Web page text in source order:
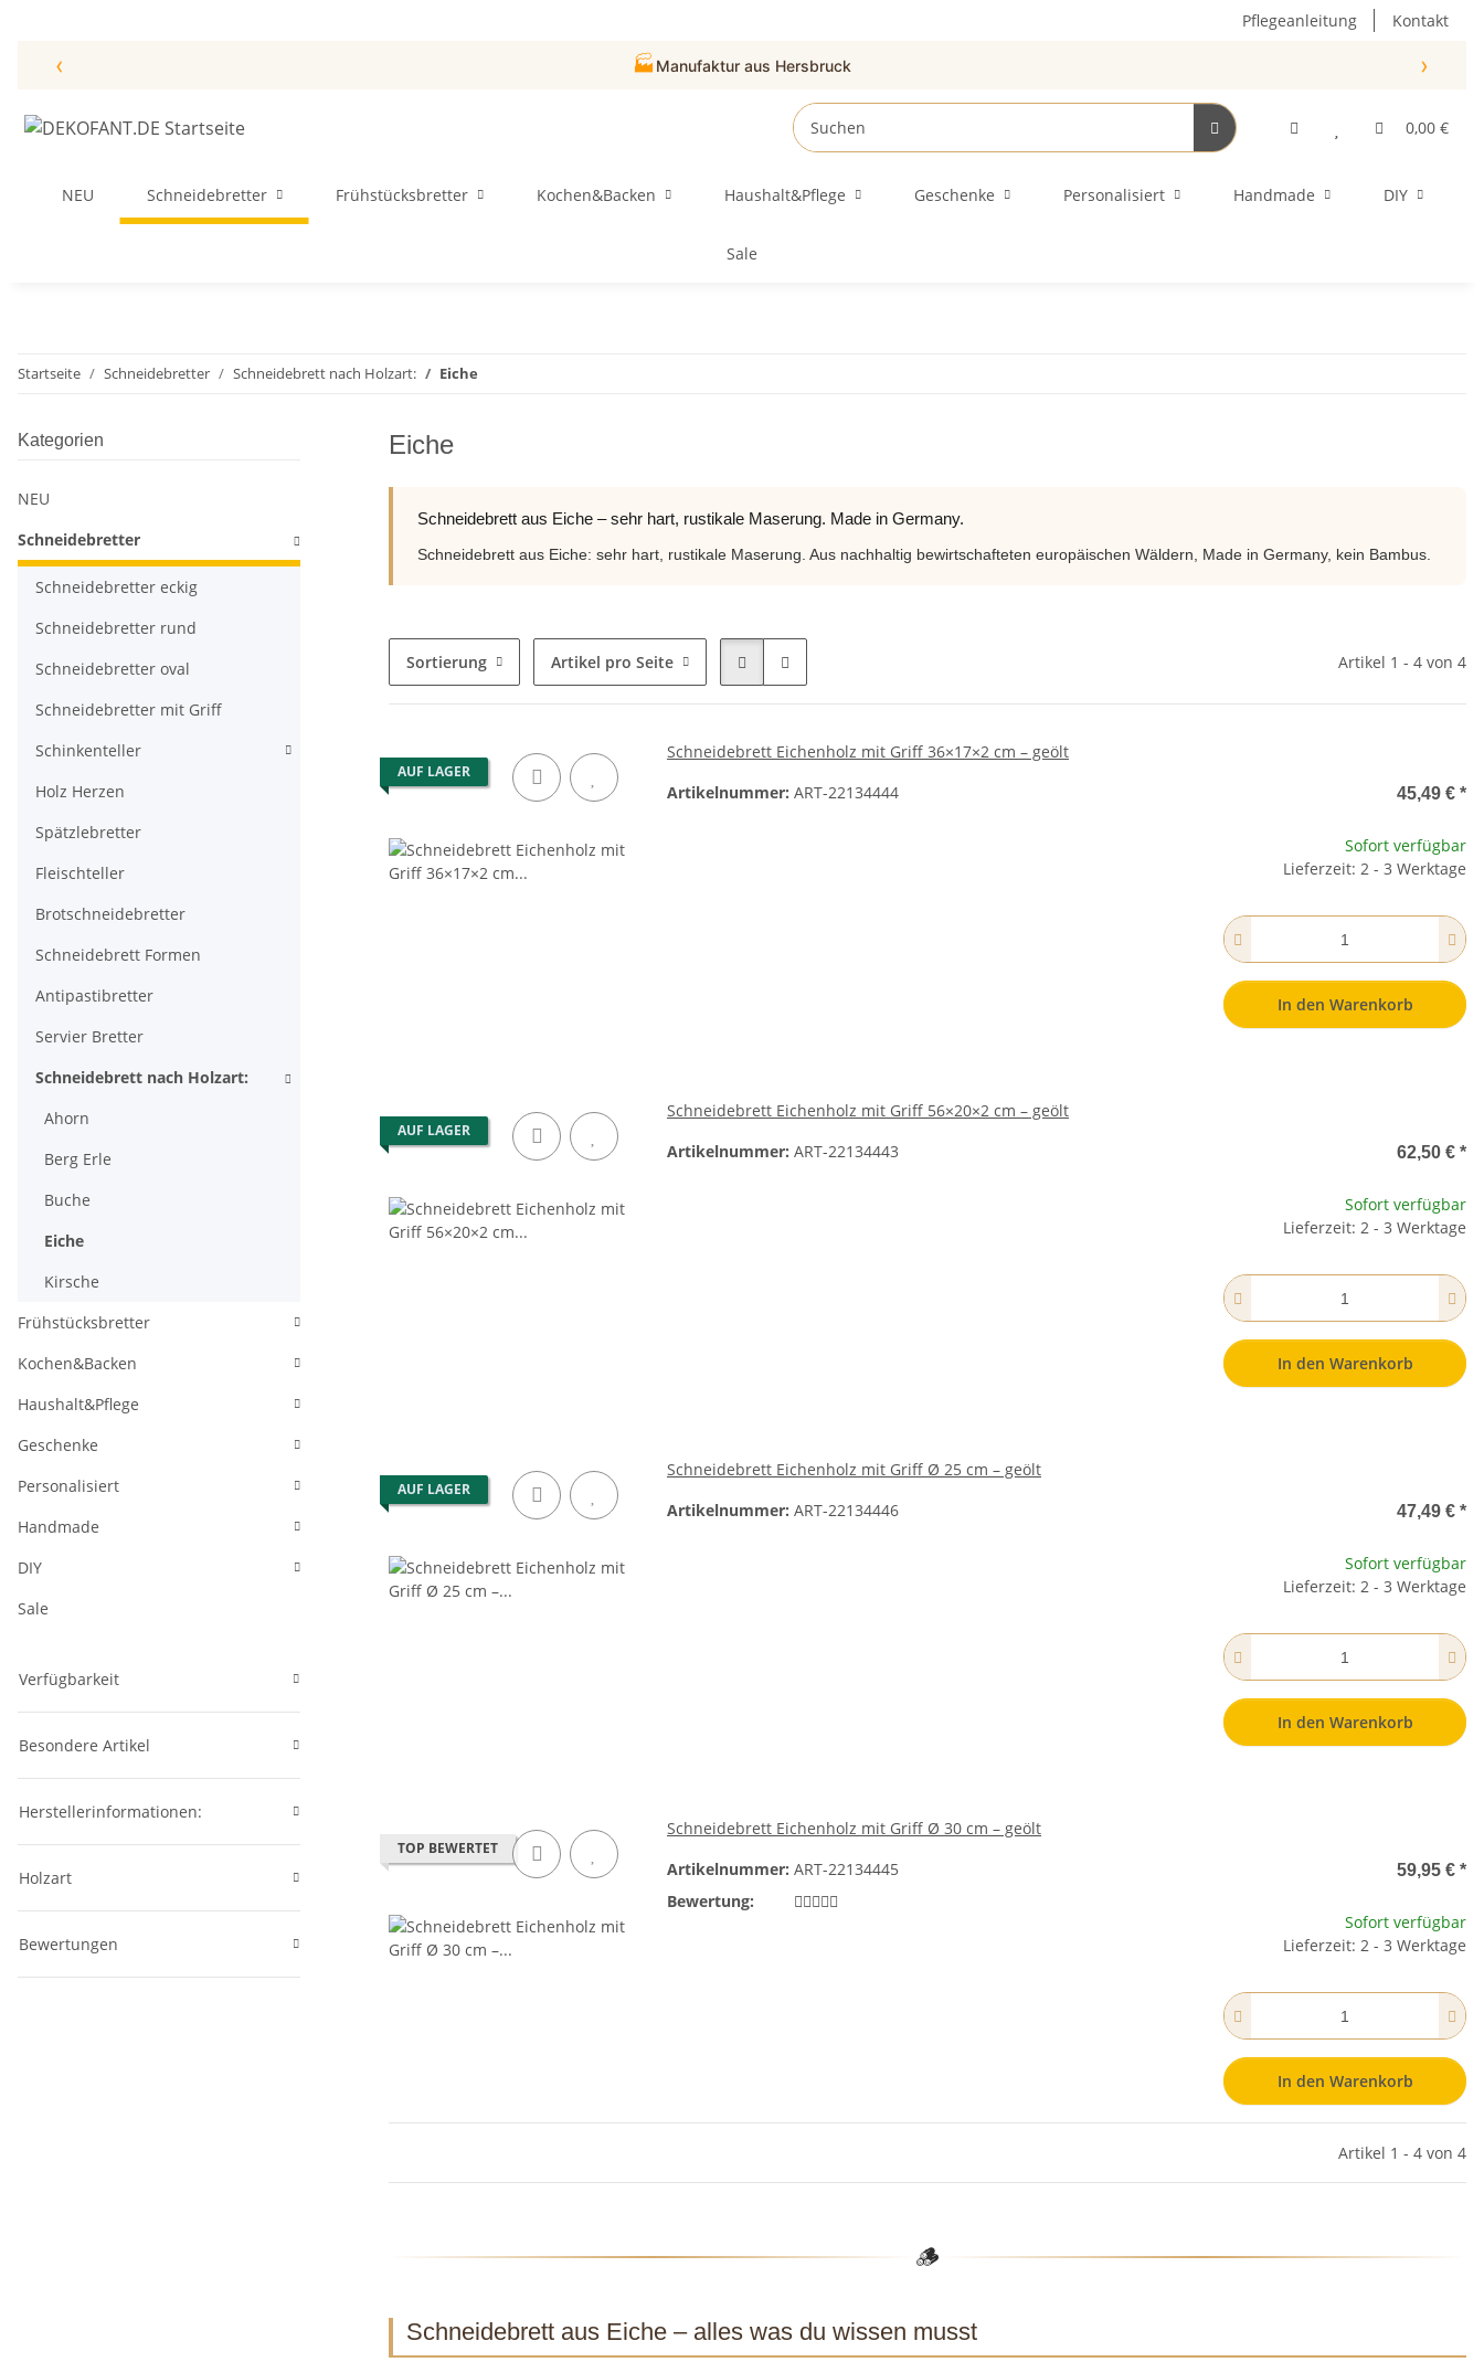
Pflegeanleitung Kontakt
‹ 🏭 Manufaktur aus Hersbruck ›
0,00 €
NEU Schneidebretter Frühstücksbretter Kochen&Backen Haushalt&Pflege Geschenke Personalisiert Handmade DIY
Sale
Startseite Schneidebretter Schneidebrett nach Holzart: Eiche
Eiche
Schneidebrett aus Eiche – sehr hart, rustikale Maserung. Made in Germany.
Schneidebrett aus Eiche: sehr hart, rustikale Maserung. Aus nachhaltig bewirtschafteten europäischen Wäldern, Made in Germany, kein Bambus.
Sortierung Artikel pro Seite Artikel 1 - 4 von 4
AUF LAGER
Schneidebrett Eichenholz mit Griff 36×17×2 cm – geölt
Artikelnummer: ART-22134444 45,49 € *
Sofort verfügbar
Lieferzeit: 2 - 3 Werktage
In den Warenkorb
AUF LAGER
Schneidebrett Eichenholz mit Griff 56×20×2 cm – geölt
Artikelnummer: ART-22134443 62,50 € *
Sofort verfügbar
Lieferzeit: 2 - 3 Werktage
In den Warenkorb
AUF LAGER
Schneidebrett Eichenholz mit Griff Ø 25 cm – geölt
Artikelnummer: ART-22134446 47,49 € *
Sofort verfügbar
Lieferzeit: 2 - 3 Werktage
In den Warenkorb
TOP BEWERTET
Schneidebrett Eichenholz mit Griff Ø 30 cm – geölt
Artikelnummer: ART-22134445
Bewertung:
59,95 € *
Sofort verfügbar
Lieferzeit: 2 - 3 Werktage
In den Warenkorb
Artikel 1 - 4 von 4
🪵
Schneidebrett aus Eiche – alles was du wissen musst
Kategorien
NEU
Schneidebretter
Schneidebretter eckig
Schneidebretter rund
Schneidebretter oval
Schneidebretter mit Griff
Schinkenteller
Holz Herzen
Spätzlebretter
Fleischteller
Brotschneidebretter
Schneidebrett Formen
Antipastibretter
Servier Bretter
Schneidebrett nach Holzart:
Ahorn
Berg Erle
Buche
Eiche
Kirsche
Frühstücksbretter
Kochen&Backen
Haushalt&Pflege
Geschenke
Personalisiert
Handmade
DIY
Sale
Verfügbarkeit
Besondere Artikel
Herstellerinformationen:
Holzart
Bewertungen